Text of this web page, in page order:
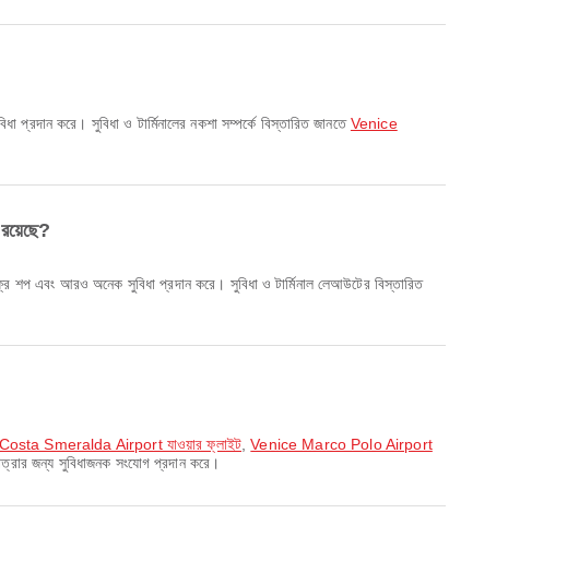
করে। সুবিধা ও টার্মিনালের নকশা সম্পর্কে বিস্তারিত জানতেVenice
Smeralda Airport যাওয়ার ফ্লাইট ,Venice Marco Polo Airport
জন্য সুবিধাজনক সংযোগ প্রদান করে।